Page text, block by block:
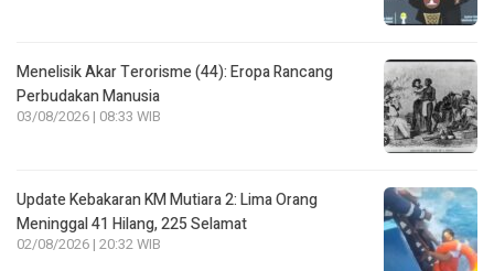
Menelisik Akar Terorisme (44): Eropa Rancang
Perbudakan Manusia
03/08/2026 | 08:33 WIB
Update Kebakaran KM Mutiara 2: Lima Orang
Meninggal 41 Hilang, 225 Selamat
02/08/2026 | 20:32 WIB